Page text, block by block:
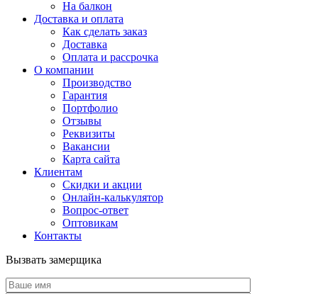
На балкон
Доставка и оплата
Как сделать заказ
Доставка
Оплата и рассрочка
О компании
Производство
Гарантия
Портфолио
Отзывы
Реквизиты
Вакансии
Карта сайта
Клиентам
Скидки и акции
Онлайн-калькулятор
Вопрос-ответ
Оптовикам
Контакты
Вызвать замерщика